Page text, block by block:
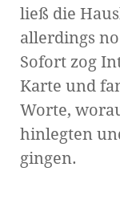
ließ die
allerdings
Sofort zog
Karte und
Worte,
hinlegten
gingen.